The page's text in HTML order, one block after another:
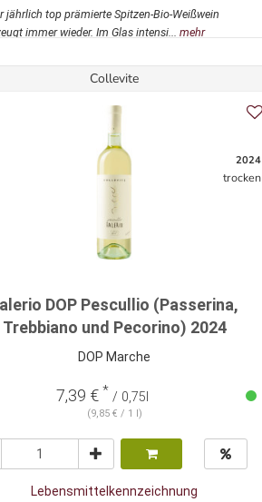
jährlich top prämierte Spitzen-Bio-Weißwein
immer wieder. Im Glas intensi... mehr
Collevite
2024
trocken
DOP Pescullio (Passerina,
Trebbiano und Pecorino) 2024
DOP Marche
7,39 € * / 0,75l
(9,85 € / 1 l)
Lebensmittelkennzeichnung